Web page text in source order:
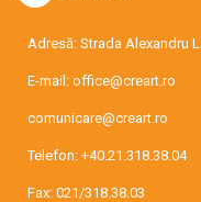
Adresă: Strada Alexandru
E-mail: office@creart.ro
comunicare@creart.ro
Telefon: +40.21.318.38.04
Fax: 021/318.38.03